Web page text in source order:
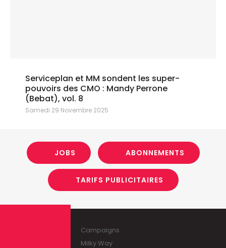
Serviceplan et MM sondent les super-
pouvoirs des CMO : Mandy Perrone
(Bebat), vol. 8
Samedi 29 Novembre 2025
JOBS ABONNEMENTS
TARIFS PUBLICITAIRES
Campaigns
Milky Way